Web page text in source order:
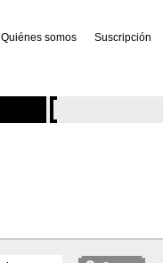
Quiénes somos Suscripción